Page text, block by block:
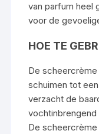
van parfum heel
voor de
HOE TE
De
schuimen tot
verzacht de
De